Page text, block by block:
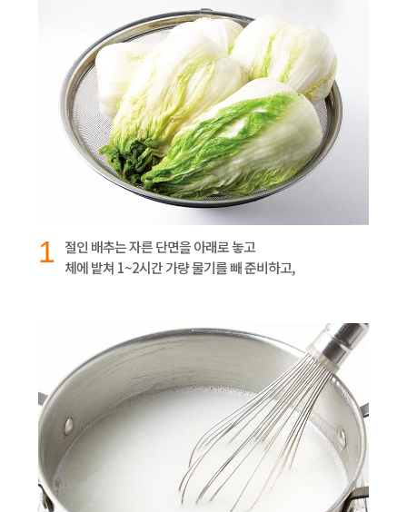
1 절인 배추는 자른 단면을 아래로 놓고
체에 밭쳐 1~2시간 가량 물기를 빼 준비하고,